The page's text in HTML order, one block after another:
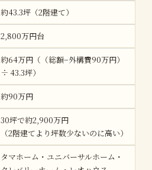
約43.3坪（2階建て）
2,800万円台
約64万円（（総額−外構費90万円）
÷ 43.3坪）
約90万円
30坪で約2,900万円
（2階建てより坪数少ないのに高い）
タマホーム・ユニバーサルホーム・